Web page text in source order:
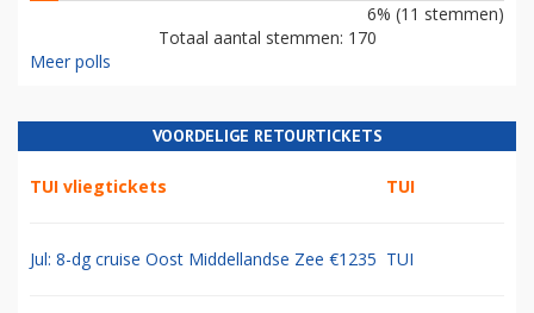
6% (11 stemmen)
Totaal aantal stemmen: 170
Meer polls
VOORDELIGE RETOURTICKETS
TUI vliegtickets TUI
Jul: 8-dg cruise Oost Middellandse Zee €1235 TUI